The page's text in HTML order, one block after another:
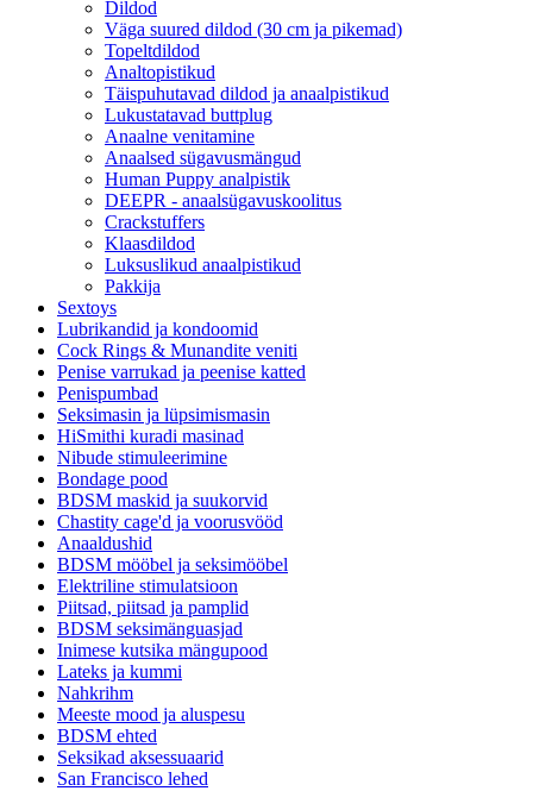
Dildod
Väga suured dildod (30 cm ja pikemad)
Topeltdildod
Analtopistikud
Täispuhutavad dildod ja anaalpistikud
Lukustatavad buttplug
Anaalne venitamine
Anaalsed sügavusmängud
Human Puppy analpistik
DEEPR - anaalsügavuskoolitus
Crackstuffers
Klaasdildod
Luksuslikud anaalpistikud
Pakkija
Sextoys
Lubrikandid ja kondoomid
Cock Rings & Munandite veniti
Penise varrukad ja peenise katted
Penispumbad
Seksimasin ja lüpsimismasin
HiSmithi kuradi masinad
Nibude stimuleerimine
Bondage pood
BDSM maskid ja suukorvid
Chastity cage'd ja voorusvööd
Anaaldushid
BDSM mööbel ja seksimööbel
Elektriline stimulatsioon
Piitsad, piitsad ja pamplid
BDSM seksimänguasjad
Inimese kutsika mängupood
Lateks ja kummi
Nahkrihm
Meeste mood ja aluspesu
BDSM ehted
Seksikad aksessuaarid
San Francisco lehed